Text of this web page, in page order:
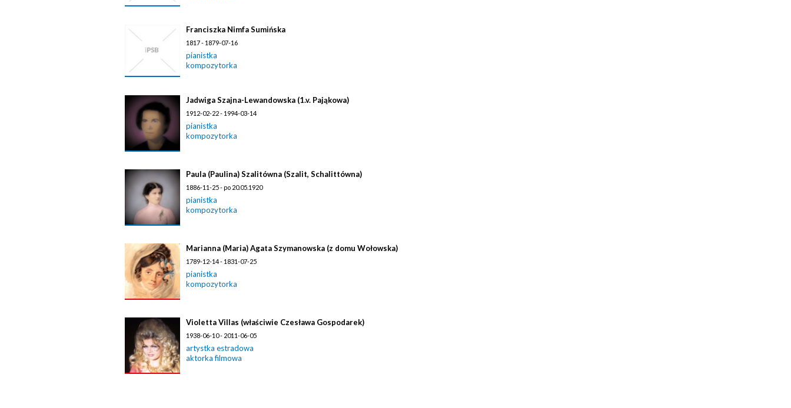
Franciszka Nimfa Sumińska
1817 - 1879-07-16
pianistka
kompozytorka
Jadwiga Szajna-Lewandowska (1.v. Pająkowa)
1912-02-22 - 1994-03-14
pianistka
kompozytorka
Paula (Paulina) Szalitówna (Szalit, Schalittówna)
1886-11-25 - po 20.05.1920
pianistka
kompozytorka
Marianna (Maria) Agata Szymanowska (z domu Wołowska)
1789-12-14 - 1831-07-25
pianistka
kompozytorka
Violetta Villas (właściwie Czesława Gospodarek)
1938-06-10 - 2011-06-05
artystka estradowa
aktorka filmowa